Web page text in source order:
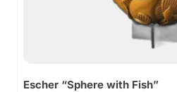
Escher “Sphere with Fish”